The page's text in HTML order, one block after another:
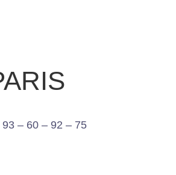
– 60 – 92 – 75